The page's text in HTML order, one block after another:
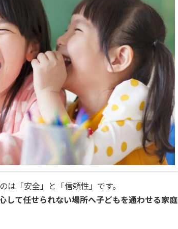
「安全」と「信頼性」です。
して任せられない場所へ子どもを通わせる家庭